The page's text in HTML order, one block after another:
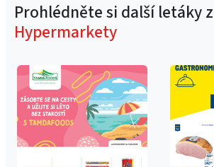
Prohlédněte si další letáky
Hypermarkety